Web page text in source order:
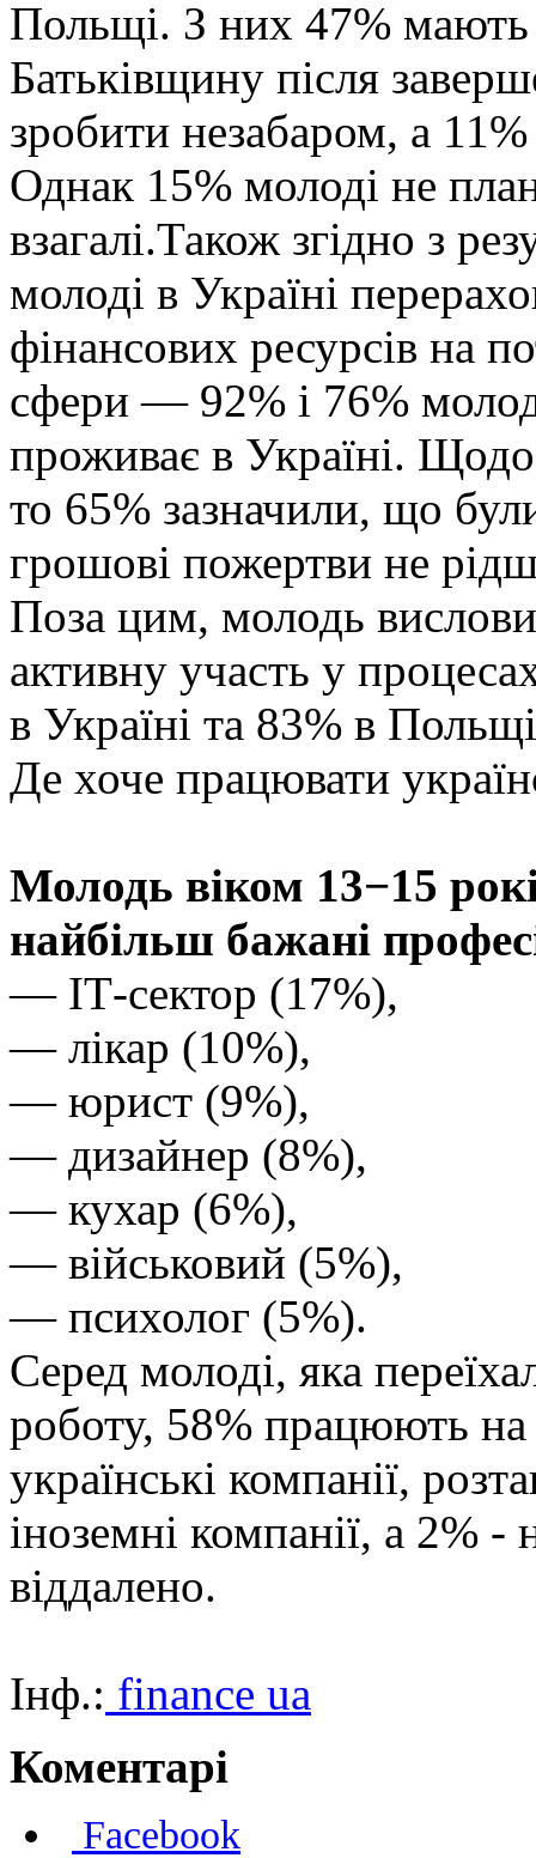
Польщі. З них 47% мають
Батьківщину після
зробити незабаром, а
Однак 15% молоді не
взагалі.Також згідно з
молоді в Україні
фінансових ресурсів на
сфери — 92% і 76%
проживає в Україні.
то 65% зазначили, що
грошові пожертви не
Поза цим, молодь
активну участь у
в Україні та 83% в
Де хоче працювати
Молодь віком 13−15
найбільш бажані
— ІТ-сектор (17%),
— лікар (10%),
— юрист (9%),
— дизайнер (8%),
— кухар (6%),
— військовий (5%),
— психолог (5%).
Серед молоді, яка
роботу, 58% працюють на
українські компанії,
іноземні компанії, а 2% -
віддалено.
Інф.: finance ua
Коментарі
Facebook